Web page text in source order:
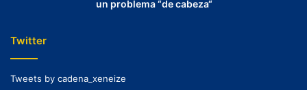
un problema “de cabeza“
Twitter
Tweets by cadena_xeneize